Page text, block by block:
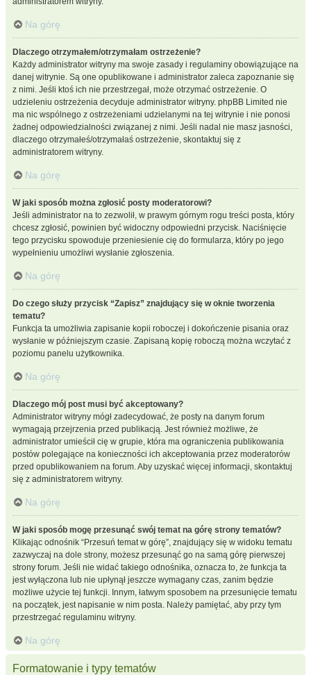
Na górę
Dlaczego otrzymałem/otrzymałam ostrzeżenie?
Każdy administrator witryny ma swoje zasady i regulaminy obowiązujące na
danej witrynie. Są one opublikowane i administrator zaleca zapoznanie się
z nimi. Jeśli ktoś ich nie przestrzegał, może otrzymać ostrzeżenie. O
udzieleniu ostrzeżenia decyduje administrator witryny. phpBB Limited nie
ma nic wspólnego z ostrzeżeniami udzielanymi na tej witrynie i nie ponosi
żadnej odpowiedzialności związanej z nimi. Jeśli nadal nie masz jasności,
dlaczego otrzymałeś/otrzymałaś ostrzeżenie, skontaktuj się z
administratorem witryny.
Na górę
W jaki sposób można zgłosić posty moderatorowi?
Jeśli administrator na to zezwolił, w prawym górnym rogu treści posta, który
chcesz zgłosić, powinien być widoczny odpowiedni przycisk. Naciśnięcie
tego przycisku spowoduje przeniesienie cię do formularza, który po jego
wypełnieniu umożliwi wysłanie zgłoszenia.
Na górę
Do czego służy przycisk “Zapisz” znajdujący się w oknie tworzenia
tematu?
Funkcja ta umożliwia zapisanie kopii roboczej i dokończenie pisania oraz
wysłanie w późniejszym czasie. Zapisaną kopię roboczą można wczytać z
poziomu panelu użytkownika.
Na górę
Dlaczego mój post musi być akceptowany?
Administrator witryny mógł zadecydować, że posty na danym forum
wymagają przejrzenia przed publikacją. Jest również możliwe, że
administrator umieścił cię w grupie, która ma ograniczenia publikowania
postów polegające na konieczności ich akceptowania przez moderatorów
przed opublikowaniem na forum. Aby uzyskać więcej informacji, skontaktuj
się z administratorem witryny.
Na górę
W jaki sposób mogę przesunąć swój temat na górę strony tematów?
Klikając odnośnik “Przesuń temat w górę”, znajdujący się w widoku tematu
zazwyczaj na dole strony, możesz przesunąć go na samą górę pierwszej
strony forum. Jeśli nie widać takiego odnośnika, oznacza to, że funkcja ta
jest wyłączona lub nie upłynął jeszcze wymagany czas, zanim będzie
możliwe użycie tej funkcji. Innym, łatwym sposobem na przesunięcie tematu
na początek, jest napisanie w nim posta. Należy pamiętać, aby przy tym
przestrzegać regulaminu witryny.
Na górę
Formatowanie i typy tematów